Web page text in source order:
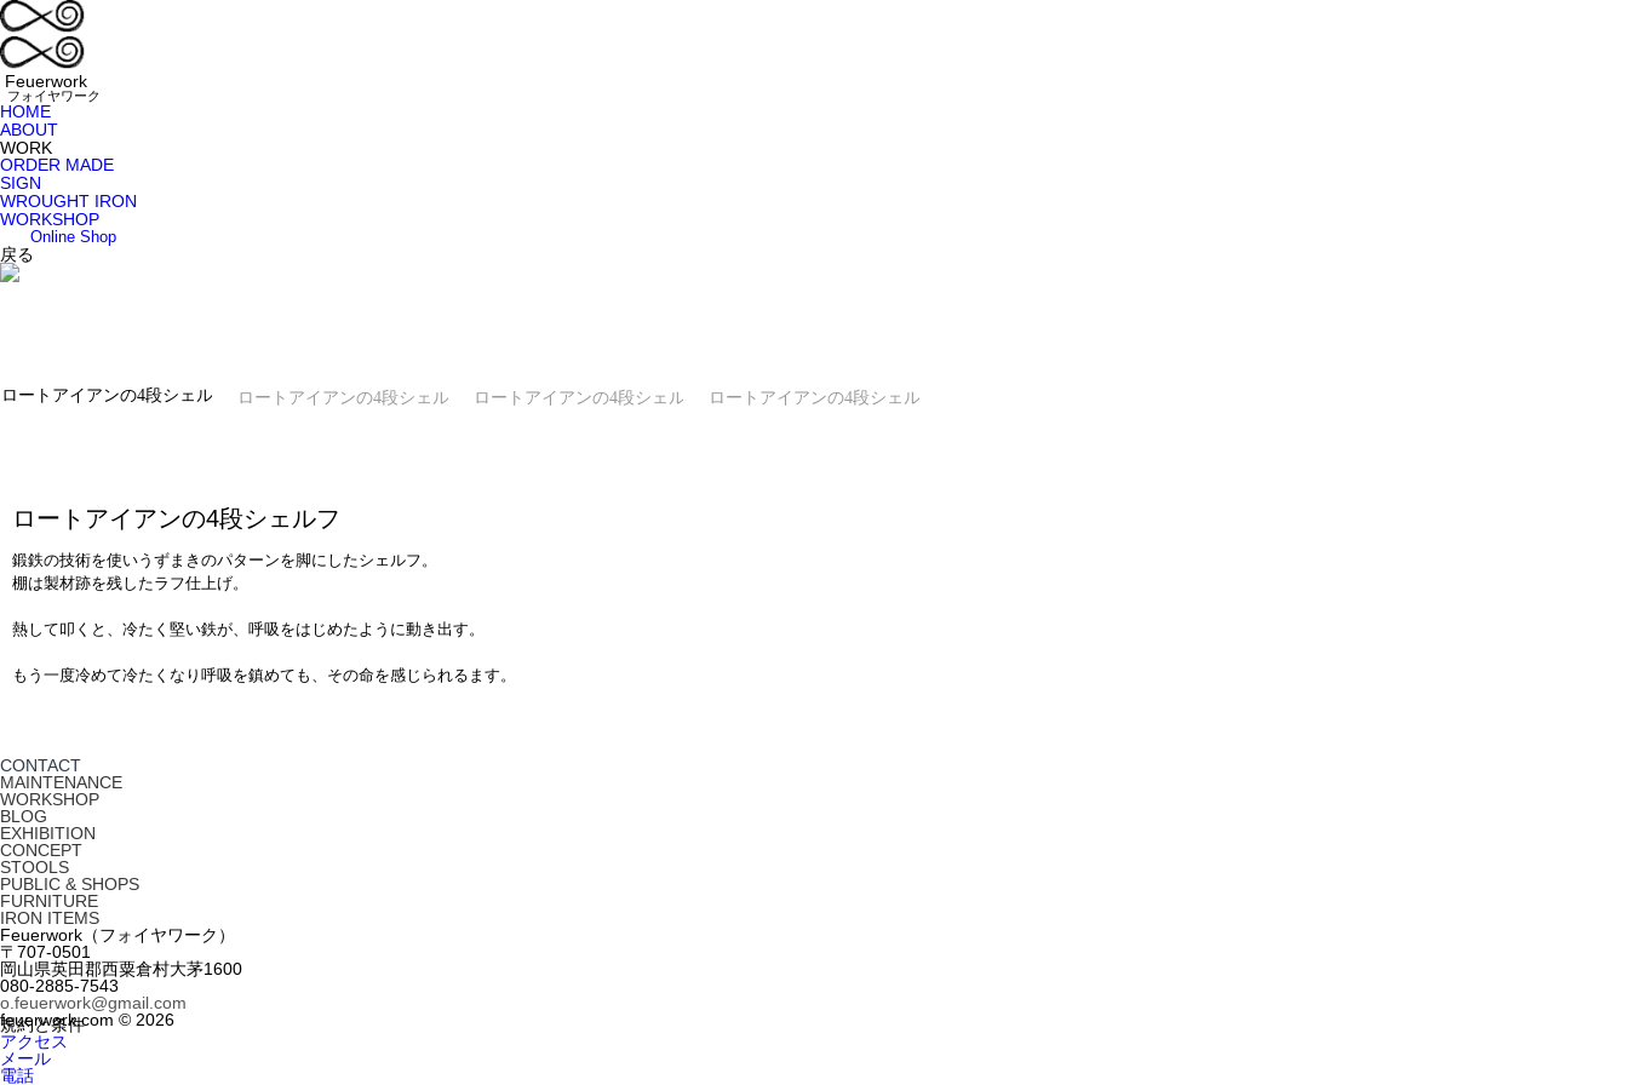
Feuerwork
  フォイヤワーク
HOME
ABOUT
WORK
ORDER MADE
SIGN
WROUGHT IRON
WORKSHOP
Online Shop
戻る
ロートアイアンの4段シェルフ
鍛鉄の技術を使いうずまきのパターンを脚にしたシェルフ。
棚は製材跡を残したラフ仕上げ。
熱して叩くと、冷たく堅い鉄が、呼吸をはじめたように動き出す。
もう一度冷めて冷たくなり呼吸を鎮めても、その命を感じられるます。
CONTACT
MAINTENANCE
WORKSHOP
BLOG
EXHIBITION
CONCEPT
STOOLS
PUBLIC & SHOPS
FURNITURE
IRON ITEMS
Feuerwork（フォイヤワーク）
〒707-0501
岡山県英田郡西粟倉村大茅1600
080-2885-7543
o.feuerwork@gmail.com
feuerwork.com © 2026
規約と条件
アクセス
メール
電話